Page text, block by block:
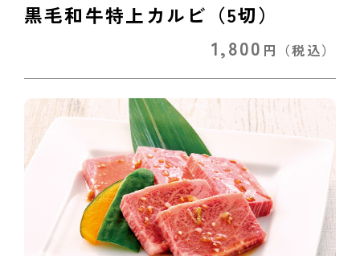
黒毛和牛特上カルビ（5切）
1,800 円 （税込）